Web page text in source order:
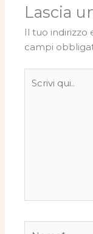
Lascia
Il tuo indirizzo
campi
qui..